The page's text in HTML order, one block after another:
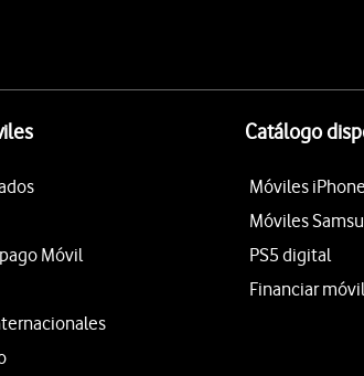
Móvil
Catálogo
Móviles iPhone
Móviles
PS5 digital
Financiar